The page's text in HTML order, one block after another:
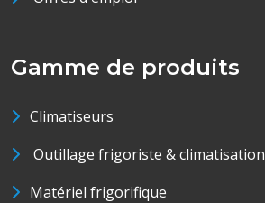
Gamme de produits
Climatiseurs
Outillage frigoriste & climatisation
Matériel frigorifique